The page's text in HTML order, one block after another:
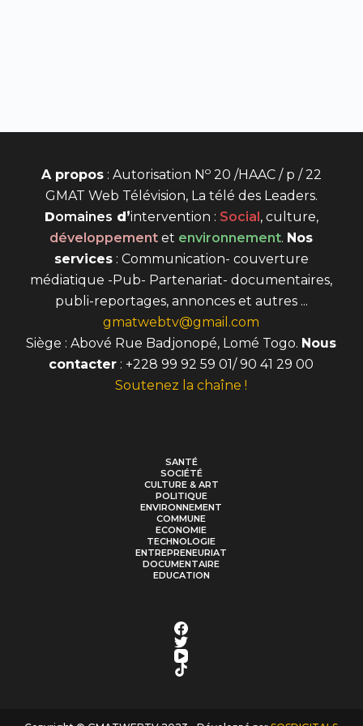
A propos: Autorisation N o20 /HAAC / p / 22
GMAT Web Télévision, La télé des Leaders.
Domaines d’intervention : Social , culture,
développement et environnement. Nos
services: Communication- couverture
médiatique -Pub- Partenariat- documentaires,
publi-reportages, annonces et autres ...
gmatwebtv@gmail.com
Siège : Abové Rue Badjonopé, Lomé Togo. Nous
contacter : +228 99 92 59 01/ 90 41 29 00
Soutenez la chaîne !
SANTÉ
SOCIÉTÉ
CULTURE & ART
POLITIQUE
ENVIRONNEMENT
COMMUNE
ECONOMIE
TECHNOLOGIE
ENTREPRENEURIAT
DOCUMENTAIRE
EDUCATION